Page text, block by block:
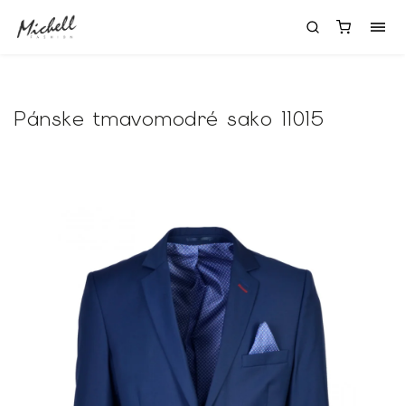
Pánske tmavomodré sako 11015